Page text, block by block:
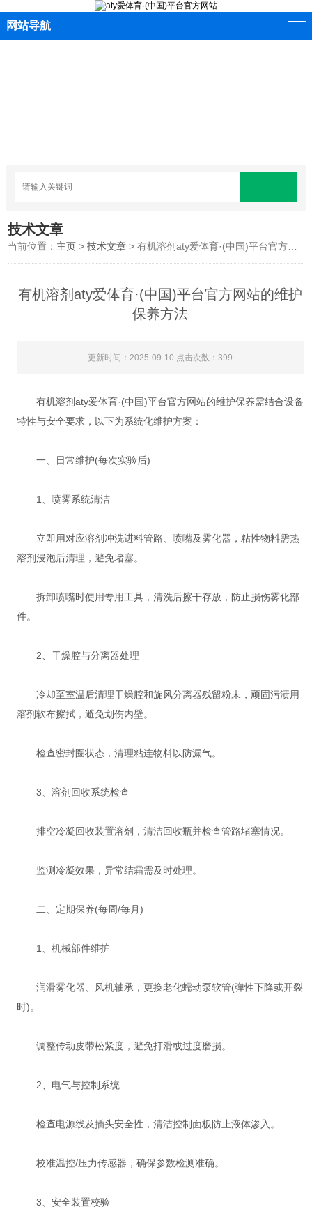
网站导航
技术文章
当前位置： 主页 >技术文章 > 有机溶剂aty爱体育·(中国)平台官方网站的维护保养方法
有机溶剂aty爱体育·(中国)平台官方网站的维护
保养方法
更新时间：2025-09-10 点击次数：399
有机溶剂aty爱体育·(中国)平台官方网站的维护保养需结合设备
特性与安全要求，以下为系统化维护方案：
一、日常维护(每次实验后)
‌1、喷雾系统清洁‌
立即用对应溶剂冲洗进料管路、喷嘴及雾化器，粘性物料需热
溶剂浸泡后清理，避免堵塞‌。
拆卸喷嘴时使用专用工具，清洗后擦干存放，防止损伤雾化部
件‌。
‌2、干燥腔与分离器处理‌
冷却至室温后清理干燥腔和旋风分离器残留粉末，顽固污渍用
溶剂软布擦拭，避免划伤内壁‌。
检查密封圈状态，清理粘连物料以防漏气‌。
‌3、溶剂回收系统检查‌
排空冷凝回收装置溶剂，清洁回收瓶并检查管路堵塞情况‌。
监测冷凝效果，异常结霜需及时处理‌。
二、定期保养(每周/每月)
‌1、机械部件维护‌
润滑雾化器、风机轴承，更换老化蠕动泵软管(弹性下降或开裂
时)‌。
调整传动皮带松紧度，避免打滑或过度磨损‌。
‌2、电气与控制系统‌
检查电源线及插头安全性，清洁控制面板防止液体渗入‌。
校准温控/压力传感器，确保参数检测准确‌。
‌3、安全装置校验‌